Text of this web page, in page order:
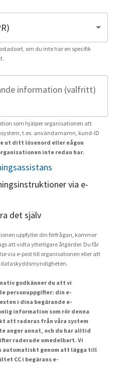
om du inte har en specifik
information (valfritt)
som hjälper organisationen att
t.ex. användarnamn, kund-ID
ut ditt lösenord eller någon
inte redan har.
via e-
det själv
uppfyller din förfrågan, kommer
att vidta ytterligare åtgärder. Du får
via e-post till organisationen eller att
godkänner du att vi
personuppgifter: din e-
i dina begärande e-
information som rör denna
att raderas från våra system
anger annat, och du har alltid
raderade omedelbart. Vi
automatiskt genom att lägga till
CC i begärans e-